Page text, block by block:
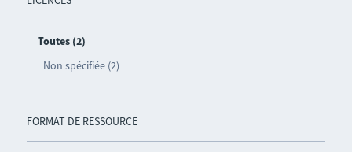
Toutes (2)
Non spécifiée (2)
FORMAT DE RESSOURCE